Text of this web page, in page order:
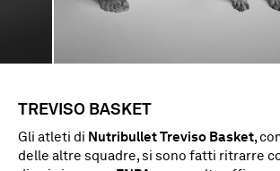
TREVISO BASKET
Gli atleti di Nutribullet Treviso Basket,
delle altre squadre, si sono fatti ritrarre